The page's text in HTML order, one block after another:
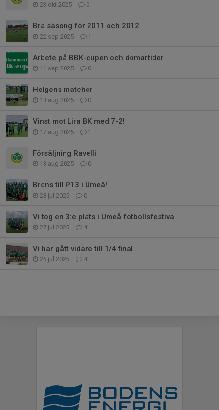
23 okt 2025 0
Bra säsong för 2011 och 2012
22 sep 2025 1
Arbete på BBK-cupen och domartider
11 sep 2025 0
Helgens matcher
18 aug 2025 0
Vinst mot Lira BK med 7-2!
17 aug 2025 1
Försäljning Ravelli
13 aug 2025 0
Brons till P13 i Umeå!
28 jul 2025 0
Vi tog en 3:e plats i Umeå fotbollsfestival
27 jul 2025 4
Vi har gått vidare till 1/4 final
26 jul 2025 4